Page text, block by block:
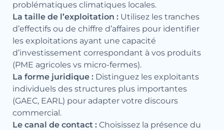
problématiques climatiques locales.
La taille de l’exploitation : Utilisez les tranches
d’effectifs ou de chiffre d’affaires pour identifier
les exploitations ayant une capacité
d’investissement correspondant à vos produits
(PME agricoles vs micro-fermes).
La forme juridique : Distinguez les exploitants
individuels des structures plus importantes
(GAEC, EARL) pour adapter votre discours
commercial.
Le canal de contact : Choisissez la présence du